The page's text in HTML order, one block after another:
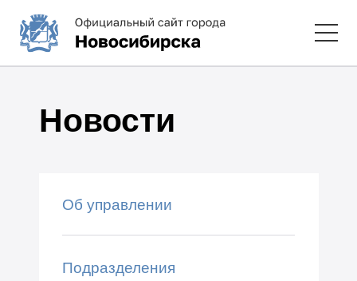
Новости
Об управлении
Подразделения